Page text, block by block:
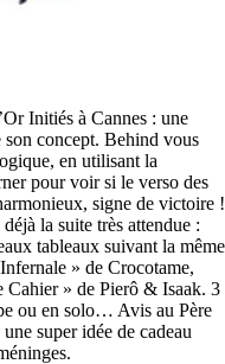
Initiés à Cannes : une
concept. Behind vous
en utilisant la
pour voir si le verso des
signe de victoire !
la suite très attendue :
tableaux suivant la même
» de Crocotame,
» de Pierô & Isaak. 3
ou en solo… Avis au Père
super idée de cadeau